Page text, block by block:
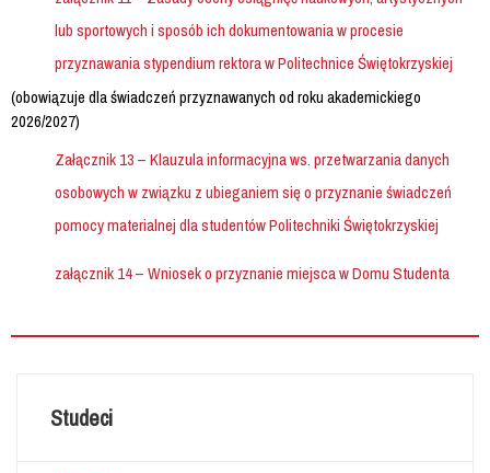
lub sportowych i sposób ich dokumentowania w procesie
przyznawania stypendium rektora w Politechnice Świętokrzyskiej
(obowiązuje dla świadczeń przyznawanych od roku akademickiego
2026/2027)
Załącznik 13 – Klauzula informacyjna ws. przetwarzania danych
osobowych w związku z ubieganiem się o przyznanie świadczeń
pomocy materialnej dla studentów Politechniki Świętokrzyskiej
załącznik 14 – Wniosek o przyznanie miejsca w Domu Studenta
Studeci